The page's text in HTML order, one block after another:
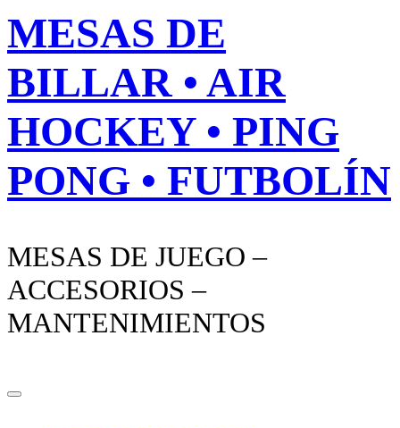
MESAS DE
BILLAR • AIR
HOCKEY • PING
PONG • FUTBOLÍN
MESAS DE JUEGO –
ACCESORIOS –
MANTENIMIENTOS